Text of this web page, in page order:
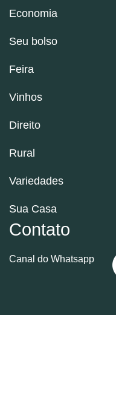
Economia
Seu bolso
Feira
Vinhos
Direito
Rural
Variedades
Sua Casa
Contato
Canal do Whatsapp